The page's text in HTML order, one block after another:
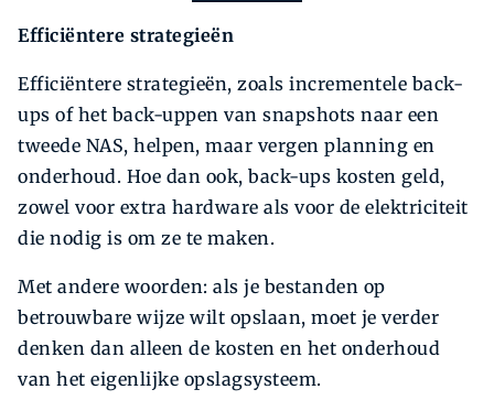
Efficiëntere strategieën
Efficiëntere strategieën, zoals incrementele back-
ups of het back-uppen van snapshots naar een
tweede NAS, helpen, maar vergen planning en
onderhoud. Hoe dan ook, back-ups kosten geld,
zowel voor extra hardware als voor de elektriciteit
die nodig is om ze te maken.
Met andere woorden: als je bestanden op
betrouwbare wijze wilt opslaan, moet je verder
denken dan alleen de kosten en het onderhoud
van het eigenlijke opslagsysteem.